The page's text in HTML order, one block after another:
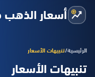
أسعار
الرئيسية/تنبيهات الأسعار
تنبيهات الأسعار